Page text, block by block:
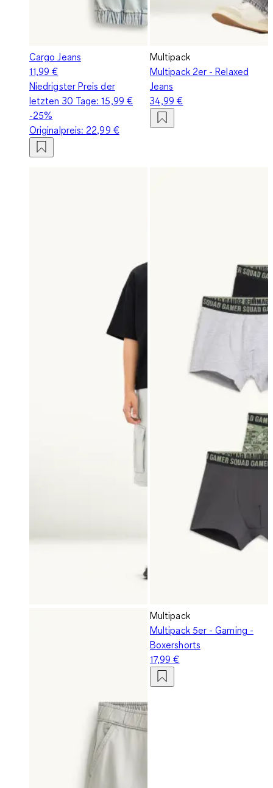
Cargo Jeans
11,99 €
Niedrigster Preis der
letzten 30 Tage:15,99 €
-25%
Originalpreis: 22,99 €
Multipack
Multipack 2er - Relaxed
Jeans
34,99 €
Multipack
Multipack 5er - Gaming -
Boxershorts
17,99 €